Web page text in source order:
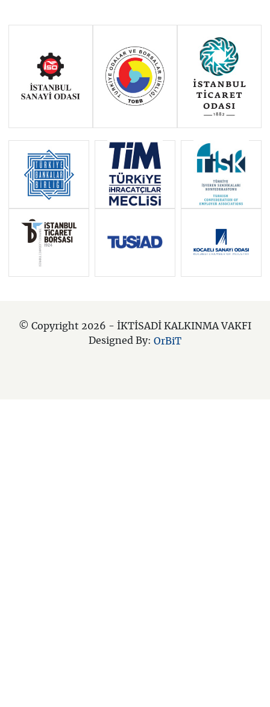
Ocak-Haziran 2024: Belçika
Temmuz-Aralık 2023: İspanya
İSVEÇ, AB KONSEYİ DÖNEM
BAŞKANLIĞI’NI DEVRALDI
Ocak-Haziran 2022:Fransa
Temmuz-Aralık 2022:Çek
Cumhuriyeti
Temmuz-Aralık 2021:Slovenya
Ocak-Haziran 2021:Portekiz
Ocak-Haziran 2020: Hırvatistan
Ocak-Haziran 2018:Bulgaristan
Temmuz-Aralık 2017:Estonya
© Copyright 2026 - İKTİSADİ KALKINMA VAKFI
Designed By: OrBiT